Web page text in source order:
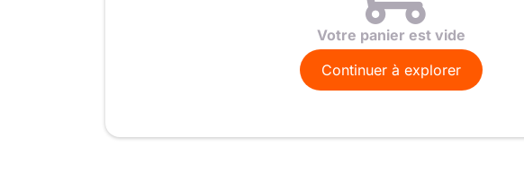
Votre panier est vide
Continuer à explorer